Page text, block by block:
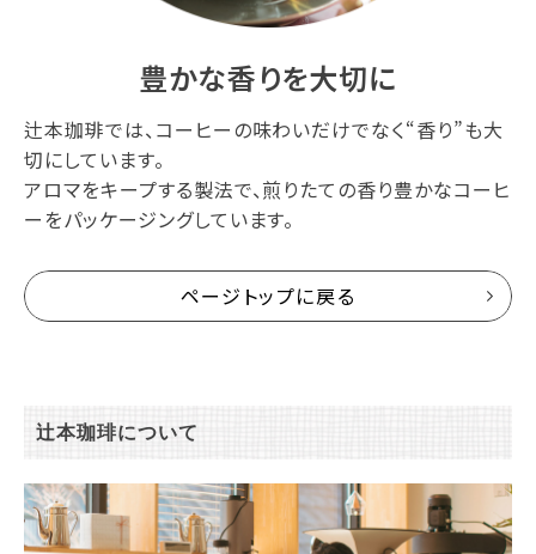
豊かな香りを大切に
辻本珈琲では、コーヒーの味わいだけでなく“香り”も大
切にしています。
アロマをキープする製法で、煎りたての香り豊かなコーヒ
ーをパッケージングしています。
ページトップに戻る
辻本珈琲について